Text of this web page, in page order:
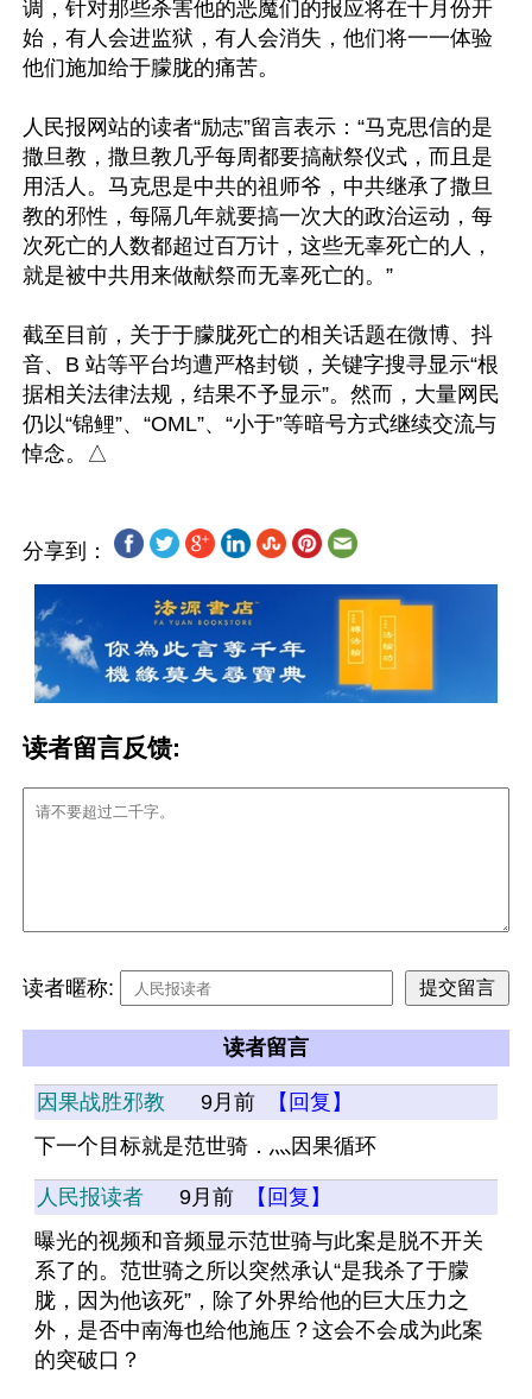
调，针对那些杀害他的恶魔们的报应将在十月份开
始，有人会进监狱，有人会消失，他们将一一体验
他们施加给于朦胧的痛苦。
人民报网站的读者“励志”留言表示：“马克思信的是
撒旦教，撒旦教几乎每周都要搞献祭仪式，而且是
用活人。马克思是中共的祖师爷，中共继承了撒旦
教的邪性，每隔几年就要搞一次大的政治运动，每
次死亡的人数都超过百万计，这些无辜死亡的人，
就是被中共用来做献祭而无辜死亡的。”
截至目前，关于于朦胧死亡的相关话题在微博、抖
音、B 站等平台均遭严格封锁，关键字搜寻显示“根
据相关法律法规，结果不予显示”。然而，大量网民
仍以“锦鲤”、“OML”、“小于”等暗号方式继续交流与
分享到：
读者留言反馈:
读者暱称:
读者留言
因果战胜邪教 9月前
【回复】
下一个目标就是范世骑．灬因果循环
人民报读者 9月前
【回复】
曝光的视频和音频显示范世骑与此案是脱不开关
系了的。范世骑之所以突然承认“是我杀了于朦
胧，因为他该死”，除了外界给他的巨大压力之
外，是否中南海也给他施压？这会不会成为此案
的突破口？